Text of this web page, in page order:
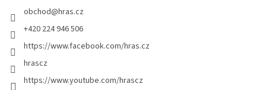
obchod@hras.cz
+420 224 946 506
https://www.facebook.com/hras.cz
hrascz
https://www.youtube.com/hrascz